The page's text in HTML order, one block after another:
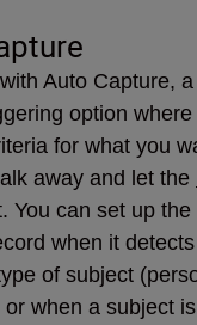
Auto Capture,
option
for what you
away and let the
You can set up
when it
of subject
when a subject